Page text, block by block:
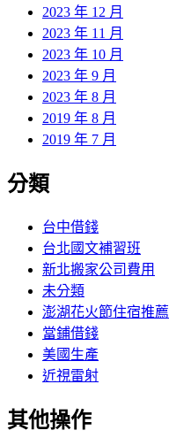
2023 年 12 月
2023 年 11 月
2023 年 10 月
2023 年 9 月
2023 年 8 月
2019 年 8 月
2019 年 7 月
分類
台中借錢
台北國文補習班
新北搬家公司費用
未分類
澎湖花火節住宿推薦
當鋪借錢
美國生產
近視雷射
其他操作